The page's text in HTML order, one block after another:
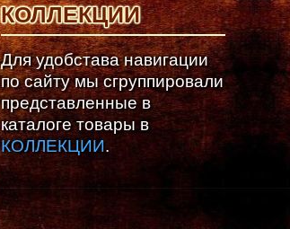
КОЛЛЕКЦИИ
Для удобстава навигации
по сайту мы сгруппировали
представленные в
каталоге товары в
КОЛЛЕКЦИИ.